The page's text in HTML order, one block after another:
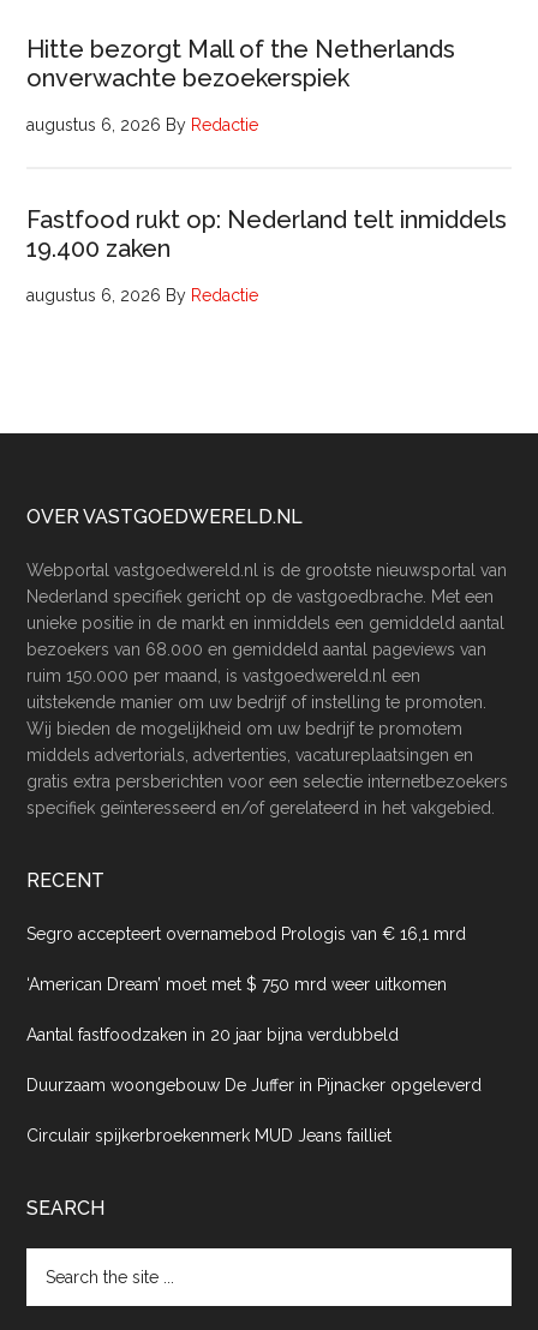
Hitte bezorgt Mall of the Netherlands
onverwachte bezoekerspiek
augustus 6, 2026 By Redactie
Fastfood rukt op: Nederland telt inmiddels
19.400 zaken
augustus 6, 2026 By Redactie
Footer
OVER VASTGOEDWERELD.NL
Webportal vastgoedwereld.nl is de grootste nieuwsportal van
Nederland specifiek gericht op de vastgoedbrache. Met een
unieke positie in de markt en inmiddels een gemiddeld aantal
bezoekers van 68.000 en gemiddeld aantal pageviews van
ruim 150.000 per maand, is vastgoedwereld.nl een
uitstekende manier om uw bedrijf of instelling te promoten.
Wij bieden de mogelijkheid om uw bedrijf te promotem
middels advertorials, advertenties, vacatureplaatsingen en
gratis extra persberichten voor een selectie internetbezoekers
specifiek geïnteresseerd en/of gerelateerd in het vakgebied.
RECENT
Segro accepteert overnamebod Prologis van € 16,1 mrd
‘American Dream’ moet met $ 750 mrd weer uitkomen
Aantal fastfoodzaken in 20 jaar bijna verdubbeld
Duurzaam woongebouw De Juffer in Pijnacker opgeleverd
Circulair spijkerbroekenmerk MUD Jeans failliet
SEARCH
the